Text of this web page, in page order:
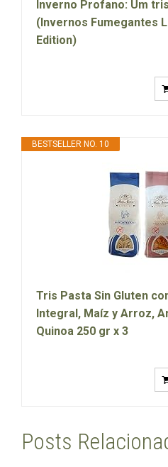
Inverno Profano: Um
(Invernos Fumegantes
Edition)
BESTSELLER NO. 10
Tris Pasta Sin Gluten
Integral, Maíz y Arroz,
Quinoa 250 gr x 3
Posts